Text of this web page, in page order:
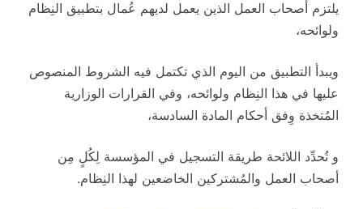
يلتزم أصحاب العمل الذين يعمل لديهم عُمال بتطبيق النِظام
ولوائحه،
ويبدأ التطبيق من اليوم الذي تكتمل فيه الشروط المنصوص
عليها في هذا النِظام ولوائحه، وفي القرارات الوزارية
المُتخذة وِفق أحكام المادة السادسة،
و تُحدِّد اللائحة طريقة التسجيل في المؤسسة لِكُلٍ مِن
أصحاب العمل والمُشتركين الخاضعين لهذا النِظام.